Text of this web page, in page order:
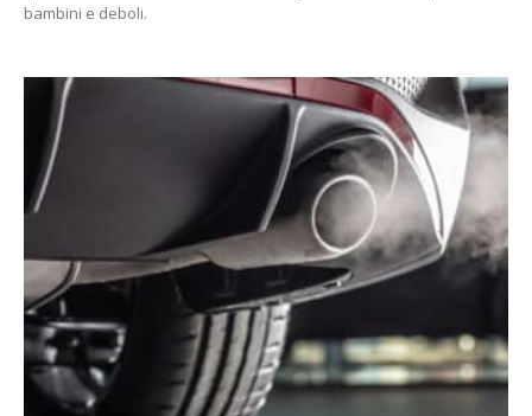
bambini e deboli.